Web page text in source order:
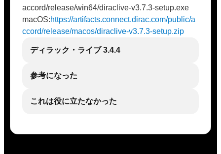
accord/release/win64/diraclive-v3.7.3-setup.exe
macOS:https://artifacts.connect.dirac.com/public/a
ccord/release/macos/diraclive-v3.7.3-setup.zip
ディラック・ライブ 3.4.4
参考になった
これは役に立たなかった